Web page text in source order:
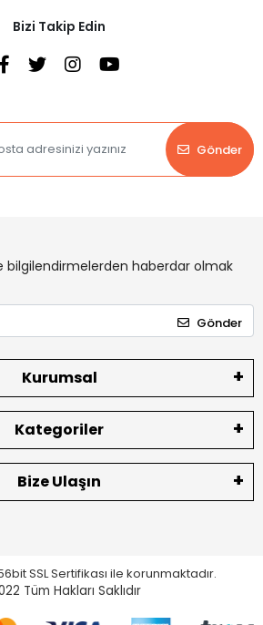
Bizi Takip Edin
Gönder
bilgilendirmelerden haberdar olmak
Gönder
Kurumsal
Kategoriler
Bize Ulaşın
SSL Sertifikası ile korunmaktadır.
Tüm Hakları Saklıdır